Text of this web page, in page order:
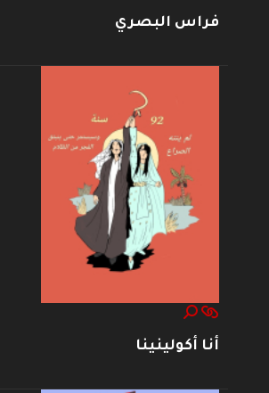
فراس البصري
أنا أكولينينا